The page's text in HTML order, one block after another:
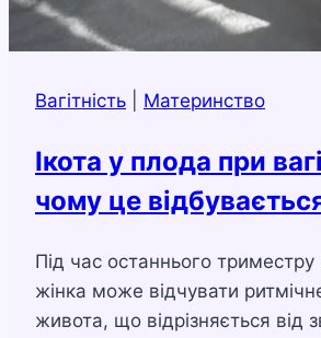
Вагітність Материнство
Ікота у плода при
чому це
Під час останнього триместру
жінка може відчувати
живота, що відрізняється від